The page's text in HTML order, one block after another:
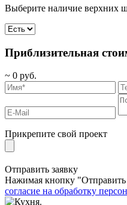
Выберите наличие верхних
Приблизительная
~ 0 руб.
Прикрепите свой проект
Отправить заявку
Нажимая кнопку "Отправить
согласие на обработку